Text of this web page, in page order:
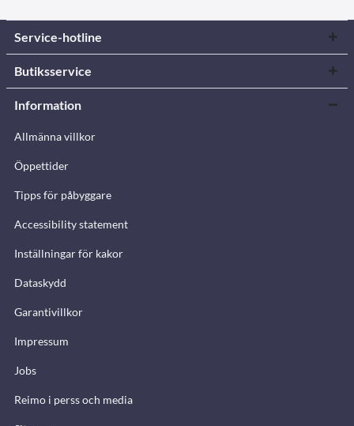
Service-hotline
Butiksservice
Information
Allmänna villkor
Öppettider
Tipps för påbyggare
Accessibility statement
Inställningar för kakor
Dataskydd
Garantivillkor
Impressum
Jobs
Reimo i perss och media